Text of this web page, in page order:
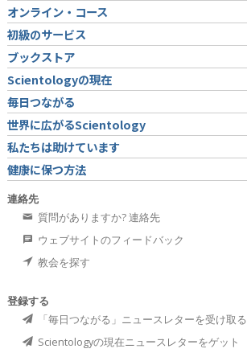
オンライン・コース
初級のサービス
ブックストア
Scientologyの現在
毎日つながる
世界に広がるScientology
私たちは助けています
健康に保つ方法
連絡先
質問がありますか? 連絡先
ウェブサイトのフィードバック
教会を探す
登録する
「毎日つながる」ニュースレターを受け取る
Scientologyの現在ニュースレターをゲット